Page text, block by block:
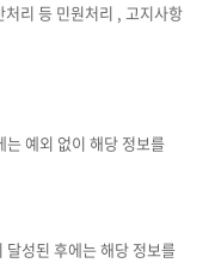
리 등 민원처리 , 고지사항
는 예외 없이 해당 정보를
달성된 후에는 해당 정보를